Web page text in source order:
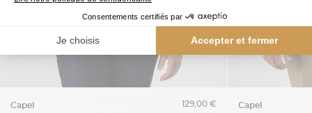
capel
129,00 € capel